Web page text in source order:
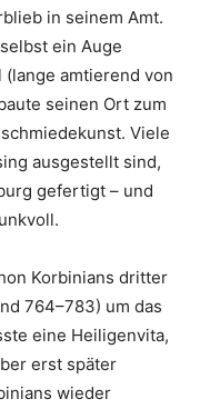
in seinem Amt.
ein Auge
amtierend von
seinen Ort zum
Viele
ausgestellt sind,
gefertigt – und
Korbinians dritter
764–783) um das
eine Heiligenvita,
erst später
wieder